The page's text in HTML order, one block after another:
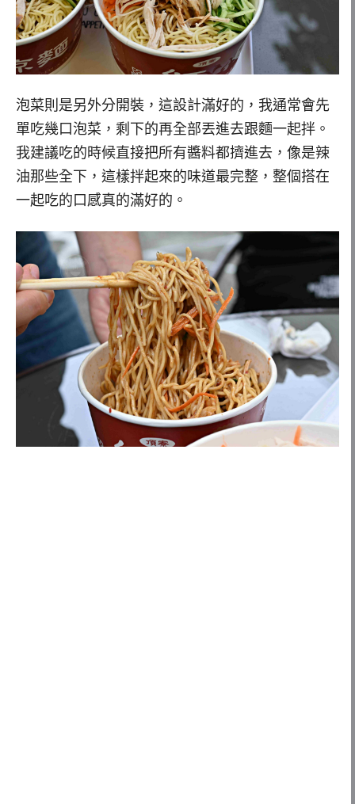
泡菜則是另外分開裝，這設計滿好的，我通常會先
單吃幾口泡菜，剩下的再全部丟進去跟麵一起拌。
我建議吃的時候直接把所有醬料都擠進去，像是辣
油那些全下，這樣拌起來的味道最完整，整個搭在
一起吃的口感真的滿好的。